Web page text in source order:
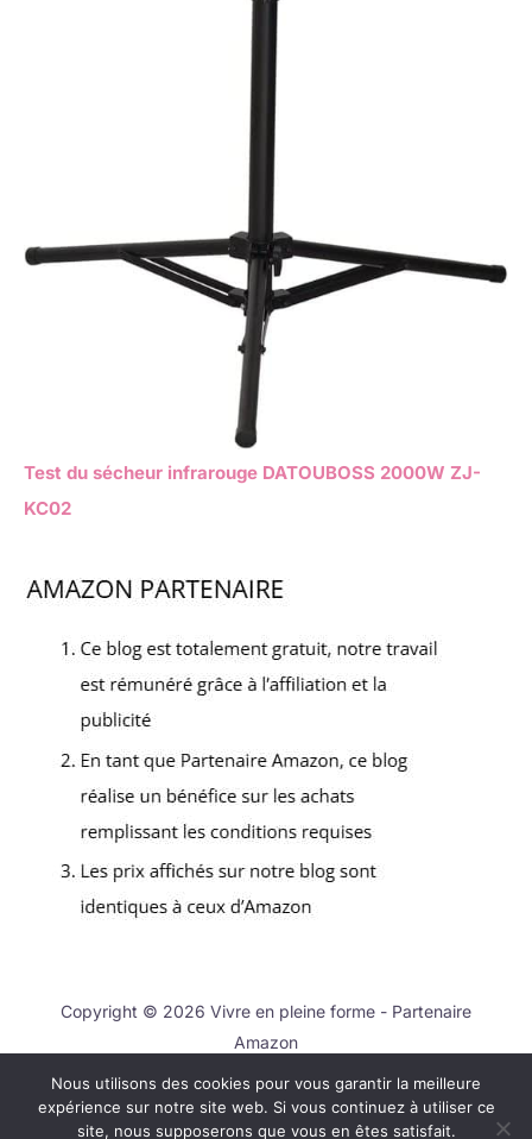
Test du sécheur infrarouge DATOUBOSS 2000W ZJ-
KC02
Copyright © 2026 Vivre en pleine forme - Partenaire
Amazon
Contact
Mentions légales
Nous utilisons des cookies pour vous garantir la meilleure
expérience sur notre site web. Si vous continuez à utiliser ce
site, nous supposerons que vous en êtes satisfait.